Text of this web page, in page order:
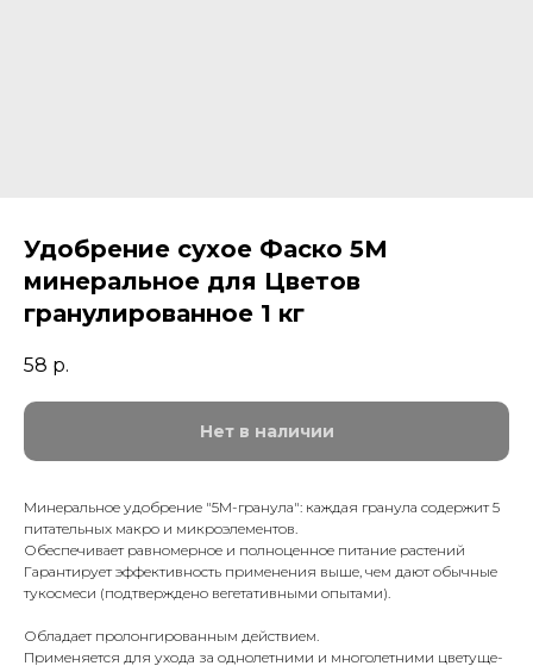
Удобрение сухое Фаско 5М
минеральное для Цветов
гранулированное 1 кг
58 р.
Нет в наличии
Минеральное удобрение "5М-гранула": каждая гранула содержит 5
питательных макро и микроэлементов.
Обеспечивает равномерное и полноценное питание растений
Гарантирует эффективность применения выше, чем дают обычные
тукосмеси (подтверждено вегетативными опытами).
Обладает пролонгированным действием.
Применяется для ухода за однолетними и многолетними цветуще-